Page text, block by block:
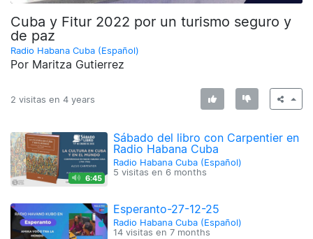
Cuba y Fitur 2022 por un turismo seguro y
de paz
Radio Habana Cuba (Español)
Por Maritza Gutierrez
2 visitas en 4 years
6:45
Sábado del libro con Carpentier en
Radio Habana Cuba
Radio Habana Cuba (Español)
5 visitas en 6 months
Esperanto-27-12-25
Radio Habana Cuba (Español)
14 visitas en7 months